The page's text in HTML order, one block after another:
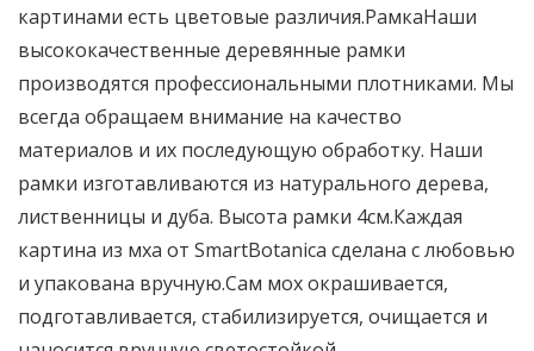
картинами есть цветовые различия.РамкаНаши
высококачественные деревянные рамки
производятся профессиональными плотниками. Мы
всегда обращаем внимание на качество
материалов и их последующую обработку. Наши
рамки изготавливаются из натурального дерева,
лиственницы и дуба. Высота рамки 4см.Каждая
картина из мха от SmartBotanica сделана с любовью
и упакована вручную.Сам мох окрашивается,
подготавливается, стабилизируется, очищается и